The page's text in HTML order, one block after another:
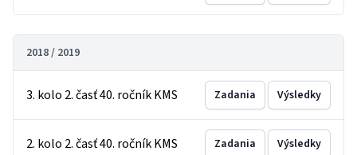
2018 / 2019
3. kolo 2. časť 40. ročník KMS Zadania Výsledky
2. kolo 2. časť 40. ročník KMS Zadania Výsledky